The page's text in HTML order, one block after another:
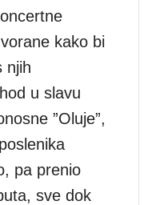
kako bi
njih
u slavu
”Oluje”,
pa prenio
sve dok